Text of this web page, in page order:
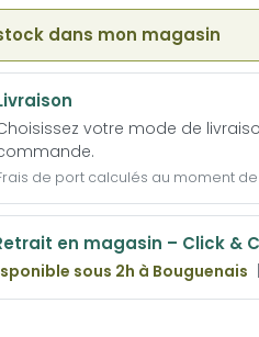
dans mon magasin
votre mode de
de port calculés au moment
en magasin – Click &
sous 2h à Bouguenais |